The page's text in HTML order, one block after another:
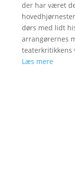
der har været
dørs med lidt
arrangørernes
teaterkritikkens
Læs mere